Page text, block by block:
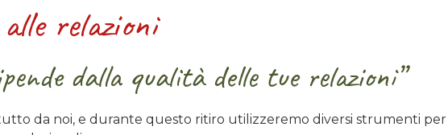
relazioni
dalla qualità delle tue relazioni”
da noi, e durante questo ritiro utilizzeremo diversi strumenti per